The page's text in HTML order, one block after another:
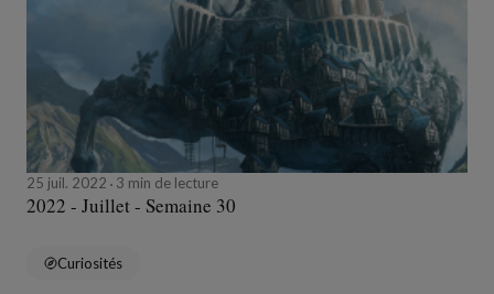
25 juil. 2022 3 min de lecture
2022 - Juillet - Semaine 30
Curiosités